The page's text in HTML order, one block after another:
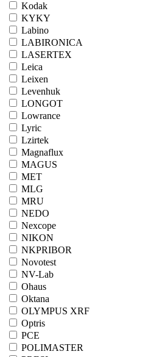
Kodak
KYKY
Labino
LABIRONICA
LASERTEX
Leica
Leixen
Levenhuk
LONGOT
Lowrance
Lyric
Lzirtek
Magnaflux
MAGUS
MET
MLG
MRU
NEDO
Nexcope
NIKON
NKPRIBOR
Novotest
NV-Lab
Ohaus
Oktana
OLYMPUS XRF
Optris
PCE
POLIMASTER